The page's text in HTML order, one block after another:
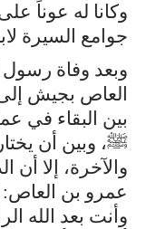
جوامع السيرة لابن
وبعد وفاة
العاص بجيش
بين البقاء في
ﷺ، وبين أن
والآخرة، إلا أن
عمرو بن
وأنت بعد الله